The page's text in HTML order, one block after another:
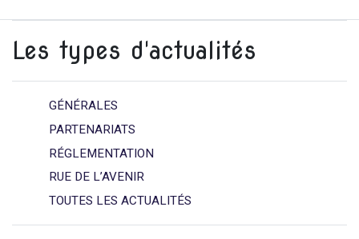
Les types d'actualités
GÉNÉRALES
PARTENARIATS
RÉGLEMENTATION
RUE DE L’AVENIR
TOUTES LES ACTUALITÉS